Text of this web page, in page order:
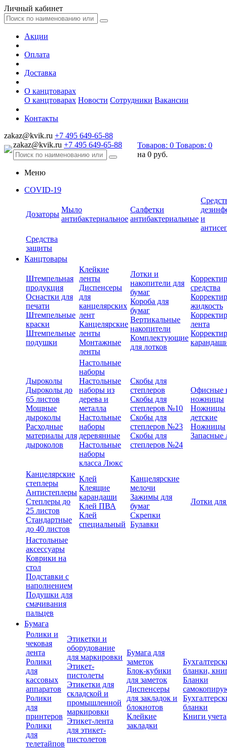
Личный кабинет
Акции
Оплата
Доставка
О канцтоварах
О канцтоварах Новости Сотрудники Вакансии
Контакты
zakaz@kvik.ru +7 495 649-65-88
zakaz@kvik.ru +7 495 649-65-88 Товаров: 0 Товаров: 0
на 0 руб.
Меню
COVID-19
Дозаторы
Мыло
антибактериальное
Салфетки
антибактериальные и
Средства
защиты
Канцтовары
Штемпельная
продукция
Оснастки для
печати
Штемпельные
краски
Штемпельные
подушки
Клейкие
ленты
Диспенсеры
для
канцелярских
лент
Канцелярские
ленты
Монтажные
ленты
Лотки и
накопители для
бумаг
Короба для
бумаг
Вертикальные
накопители
Комплектующие
для лотков
средства
жидкость
лента
Дыроколы
Дыроколы до
65 листов
Мощные
дыроколы
Расходные
материалы для
дыроколов
Настольные
наборы
Настольные
наборы из
дерева и
металла
Настольные
наборы
деревянные
Настольные
наборы
класса Люкс
Скобы для
степлеров
Скобы для
степлеров №10
Скобы для
степлеров №23
Скобы для
степлеров №24
Офисные
ножницы
Ножницы
детские
Ножницы
Запасные
Канцелярские
степлеры
Антистеплеры
Степлеры до
25 листов
Стандартные
до 40 листов
Клей
Клеящие
карандаши
Клей ПВА
Клей
специальный
Канцелярские
мелочи
Зажимы для
бумаг
Скрепки
Булавки
Лотки
Настольные
аксессуары
Коврики на
стол
Подставки с
наполнением
Подушки для
смачивания
пальцев
Бумага
Ролики и
чековая
лента
Ролики
для
кассовых
аппаратов
Ролики
для
принтеров
Ролики
для
телетайпов
Этикетки и
оборудование
для маркировки
Этикет-
пистолеты
Этикетки для
складской и
промышленной
маркировки
Этикет-лента
для этикет-
пистолетов
Бумага для
заметок
Блок-кубики
для заметок
Диспенсеры
для закладок и
блокнотов
Клейкие
закладки
бланки,
Бланки
бланки
Книги учета